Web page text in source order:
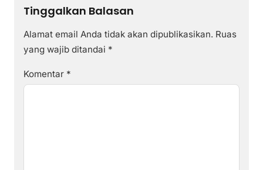
Tinggalkan Balasan
Alamat email Anda tidak akan dipublikasikan. Ruas
yang wajib ditandai *
Komentar *